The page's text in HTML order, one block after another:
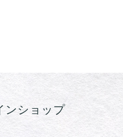
ンショップ